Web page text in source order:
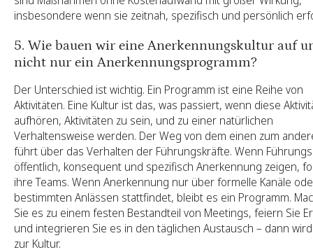
insbesondere wenn sie zeitnah, spezifisch und persönlich
5. Wie bauen wir eine Anerkennungskultur auf
nicht nur ein Anerkennungsprogramm?
Der Unterschied ist wichtig. Ein Programm ist eine Reihe von
Aktivitäten. Eine Kultur ist das, was passiert, wenn diese
aufhören, Aktivitäten zu sein, und zu einer natürlichen
Verhaltensweise werden. Der Weg von dem einen zum
führt über das Verhalten der Führungskräfte. Wenn
öffentlich, konsequent und spezifisch Anerkennung zeigen,
ihre Teams. Wenn Anerkennung nur über formelle Kanäle
bestimmten Anlässen stattfindet, bleibt es ein Programm.
Sie es zu einem festen Bestandteil von Meetings, feiern Sie
und integrieren Sie es in den täglichen Austausch – dann
zur Kultur.